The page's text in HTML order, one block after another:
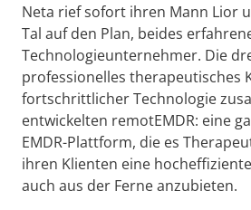
Neta rief sofort ihren Mann Lior
Tal auf den Plan, beides
Technologieunternehmer. Die
professionelles therapeutisches
fortschrittlicher Technologie
entwickelten remotEMDR: eine
EMDR-Plattform, die es
ihren Klienten eine
auch aus der Ferne anzubieten.